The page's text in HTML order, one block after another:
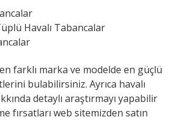
Havalı Tabancalar
farklı marka ve modelde en güçlü
bulabilirsiniz. Ayrıca havalı
detaylı araştırmayı yapabilir
fırsatları web sitemizden satın